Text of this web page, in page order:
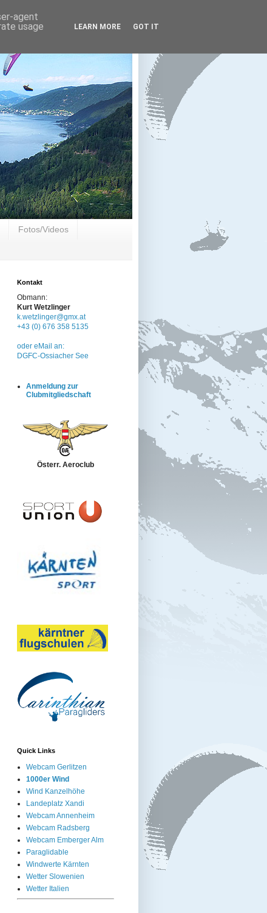
Fotos/Videos
Kontakt
Obmann:
Kurt Wetzlinger
k.wetzlinger@gmx.at
+43 (0) 676 358 5135
oder eMail an:
DGFC-Ossiacher See
Anmeldung zur
Clubmitgliedschaft
Österr. Aeroclub
Quick Links
Webcam Gerlitzen
1000er Wind
Wind Kanzelhöhe
Landeplatz Xandi
Webcam Annenheim
Webcam Radsberg
Webcam Emberger Alm
Paraglidable
Windwerte Kärnten
Wetter Slowenien
Wetter Italien
agent
usage
LEARN MORE GOT IT